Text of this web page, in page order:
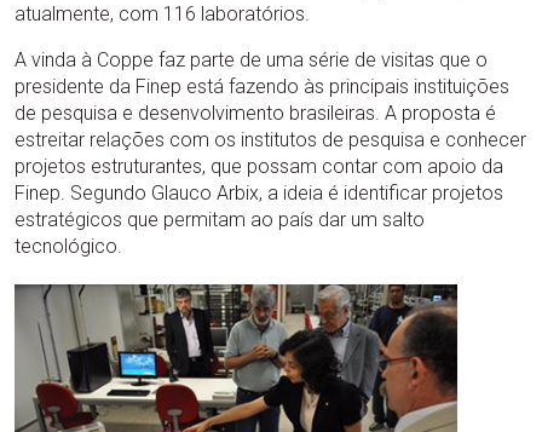
atualmente, com 116 laboratórios.
A vinda à Coppe faz parte de uma série de visitas que o
presidente da Finep está fazendo às principais instituições
de pesquisa e desenvolvimento brasileiras. A proposta é
estreitar relações com os institutos de pesquisa e conhecer
projetos estruturantes, que possam contar com apoio da
Finep. Segundo Glauco Arbix, a ideia é identificar projetos
estratégicos que permitam ao país dar um salto
tecnológico.